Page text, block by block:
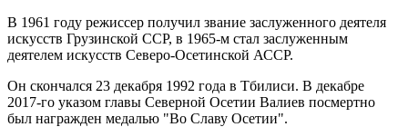
В 1961 году режиссер получил звание заслуженного деятеля
искусств Грузинской ССР, в 1965-м стал заслуженным
деятелем искусств Северо-Осетинской АССР.
Он скончался 23 декабря 1992 года в Тбилиси. В декабре
2017-го указом главы Северной Осетии Валиев посмертно
был награжден медалью "Во Славу Осетии".